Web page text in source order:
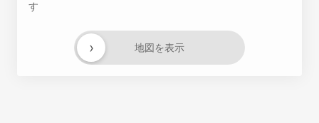
す
地図を表示
›